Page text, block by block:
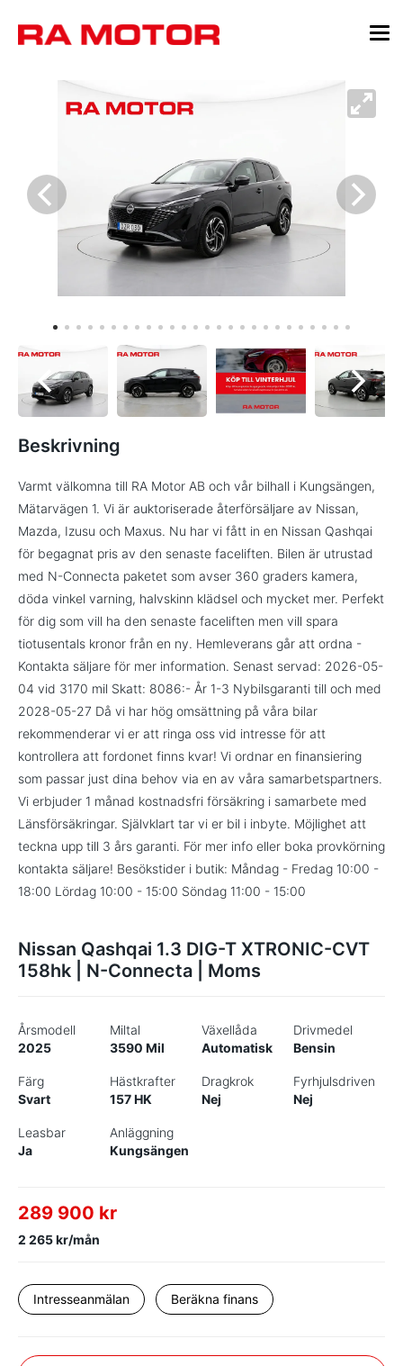
Beskrivning
Varmt välkomna till RA Motor AB och vår bilhall i Kungsängen,
Mätarvägen 1. Vi är auktoriserade återförsäljare av Nissan,
Mazda, Izusu och Maxus. Nu har vi fått in en Nissan Qashqai
för begagnat pris av den senaste faceliften. Bilen är utrustad
med N-Connecta paketet som avser 360 graders kamera,
döda vinkel varning, halvskinn klädsel och mycket mer. Perfekt
för dig som vill ha den senaste faceliften men vill spara
tiotusentals kronor från en ny. Hemleverans går att ordna -
Kontakta säljare för mer information. Senast servad: 2026-05-
04 vid 3170 mil Skatt: 8086:- År 1-3 Nybilsgaranti till och med
2028-05-27 Då vi har hög omsättning på våra bilar
rekommenderar vi er att ringa oss vid intresse för att
kontrollera att fordonet finns kvar! Vi ordnar en finansiering
som passar just dina behov via en av våra samarbetspartners.
Vi erbjuder 1 månad kostnadsfri försäkring i samarbete med
Länsförsäkringar. Självklart tar vi er bil i inbyte. Möjlighet att
teckna upp till 3 års garanti. För mer info eller boka provkörning
kontakta säljare! Besökstider i butik: Måndag - Fredag 10:00 -
18:00 Lördag 10:00 - 15:00 Söndag 11:00 - 15:00
Nissan Qashqai 1.3 DIG-T XTRONIC-CVT
158hk | N-Connecta | Moms
Årsmodell
2025
Miltal
3590 Mil
Växellåda
Automatisk
Drivmedel
Bensin
Färg
Svart
Hästkrafter
157 HK
Dragkrok
Nej
Fyrhjulsdriven
Nej
Leasbar
Ja
Anläggning
Kungsängen
289 900 kr
2 265 kr/mån
Intresseanmälan Beräkna finans